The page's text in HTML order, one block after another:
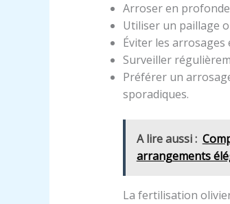
Arroser en
Utiliser un paillage
Éviter les
Surveiller
Préférer un
sporadiques.
A lire aussi :
arrangements
La fertilisation